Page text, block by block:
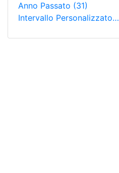
Anno Passato (31)
Intervallo Personalizzato…